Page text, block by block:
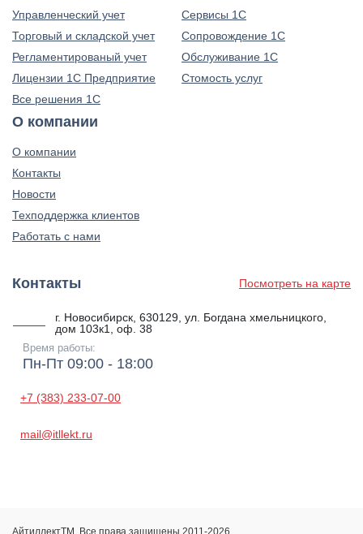
Управленческий учет
Торговый и складской учет
Регламентированый учет
Лицензии 1С Предприятие
Все решения 1С
Сервисы 1С
Сопровождение 1С
Обслуживание 1С
Стомость услуг
О компании
О компании
Контакты
Новости
Техподдержка клиентов
Работать с нами
Контакты
г. Новосибирск, 630129, ул. Богдана хмельницкого,
дом 103к1, оф. 38
Время работы:
Пн-Пт 09:00 - 18:00
+7 (383) 233-07-00
mail@itllekt.ru
Посмотреть на карте
АйтиллектТМ. Все права защищены 2011-2026